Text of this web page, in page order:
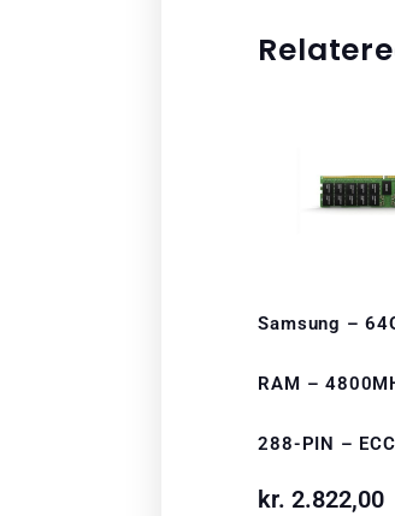
Samsung –
RAM –
288-PIN –
kr. 2.822,00